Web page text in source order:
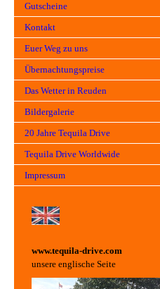
Gutscheine
Kontakt
Euer Weg zu uns
Übernachtungspreise
Das Wetter in Reuden
Bildergalerie
20 Jahre Tequila Drive
Tequila Drive Worldwide
Impressum
www.tequila-drive.com
unsere englische Seite